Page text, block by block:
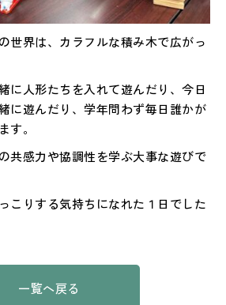
世界は、カラフルな積み木で広がっ
に人形たちを入れて遊んだり、今日
に遊んだり、学年問わず毎日誰かが
す。
共感力や協調性を学ぶ大事な遊びで
こりする気持ちになれた１日でした
一覧へ戻る